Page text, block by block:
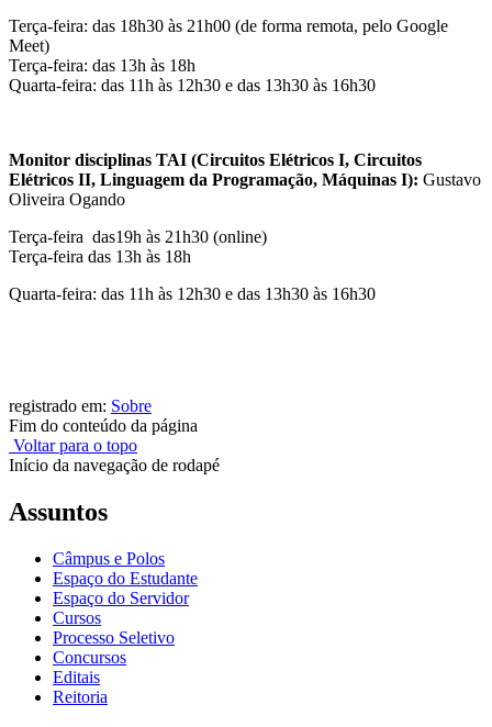
Terça-feira: das 18h30 às 21h00 (de forma remota, pelo Google
Meet)
Terça-feira: das 13h às 18h
Quarta-feira: das 11h às 12h30 e das 13h30 às 16h30
Monitor disciplinas TAI (Circuitos Elétricos I, Circuitos
Elétricos II, Linguagem da Programação, Máquinas I): Gustavo
Oliveira Ogando
Terça-feira das19h às 21h30 (online)
Terça-feira das 13h às 18h
Quarta-feira: das 11h às 12h30 e das 13h30 às 16h30
registrado em: Sobre
Fim do conteúdo da página
Voltar para o topo
Início da navegação de rodapé
Assuntos
Câmpus e Polos
Espaço do Estudante
Espaço do Servidor
Cursos
Processo Seletivo
Concursos
Editais
Reitoria